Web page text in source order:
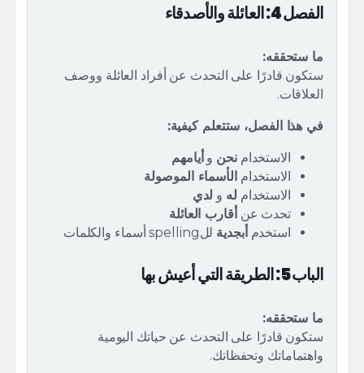
الفصل 4: العائلة والأصدقاء
ما ستحققه:
ستكون قادرًا على التحدث عن أفراد العائلة ووصف
العلاقات.
في هذا الفصل، ستتعلم كيفية:
الاستخدامنحن و أيامهم
الاستخدام الأسماء الموصولة
الاستخدام له و لدي
تحدث عن أقارب العائلة
استخدم أبجدية للspelling أسماء والكلمات
الباب 5: الطريقة التي أعيش بها
ما ستحققه:
ستكون قادرًا على التحدث عن حياتك اليومية
واهتماماتك وتحفظاتك.